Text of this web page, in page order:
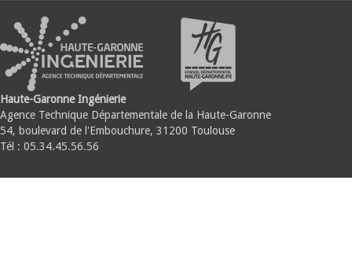
Haute-Garonne Ingénierie
Agence Technique Départementale de la Haute-Garonne
54, boulevard de l'Embouchure, 31200 Toulouse
Tél : 05.34.45.56.56